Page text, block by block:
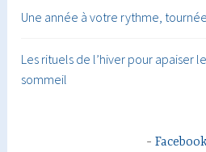
Une année à votre rythme,
Les rituels de l’hiver pour apaiser
sommeil